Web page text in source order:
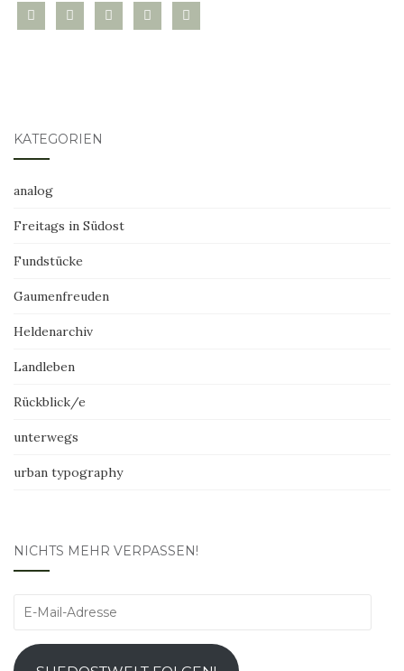
bloglovininstagramtwitter pinterest
mail
KATEGORIEN
analog
Freitags in Südost
Fundstücke
Gaumenfreuden
Heldenarchiv
Landleben
Rückblick/e
unterwegs
urban typography
NICHTS MEHR VERPASSEN!
E-
Adresse